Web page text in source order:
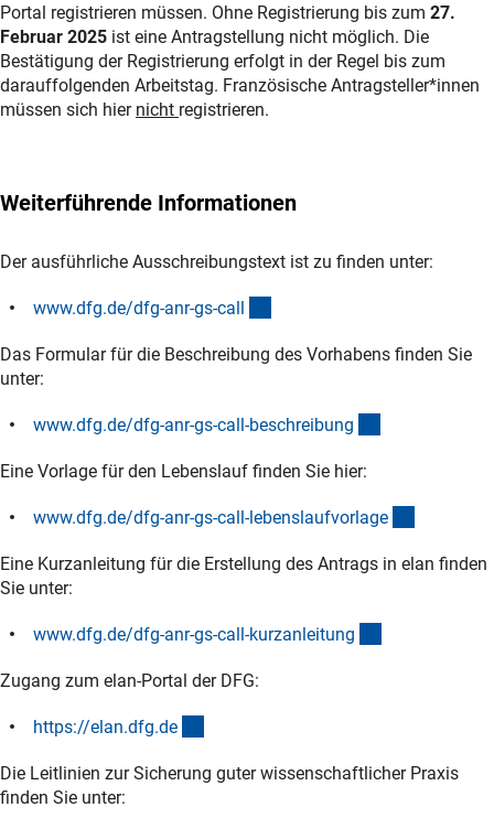
Portal registrieren müssen. Ohne Registrierung bis zum 27.
Februar 2025 ist eine Antragstellung nicht möglich. Die
Bestätigung der Registrierung erfolgt in der Regel bis zum
darauffolgenden Arbeitstag. Französische Antragsteller*innen
müssen sich hier nicht registrieren.
Weiterführende Informationen
Der ausführliche Ausschreibungstext ist zu finden unter:
www.dfg.de/dfg-anr-gs-call
Das Formular für die Beschreibung des Vorhabens finden Sie
unter:
www.dfg.de/dfg-anr-gs-call-beschreibung
Eine Vorlage für den Lebenslauf finden Sie hier:
www.dfg.de/dfg-anr-gs-call-lebenslaufvorlage
Eine Kurzanleitung für die Erstellung des Antrags in elan finden
Sie unter:
www.dfg.de/dfg-anr-gs-call-kurzanleitung
Zugang zum elan-Portal der DFG:
https://elan.dfg.de
Die Leitlinien zur Sicherung guter wissenschaftlicher Praxis
finden Sie unter: